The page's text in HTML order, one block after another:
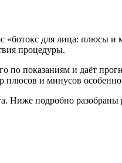
«ботокс для лица: плюсы и
процедуры.
по показаниям и даёт
плюсов и минусов
Ниже подробно разобраны